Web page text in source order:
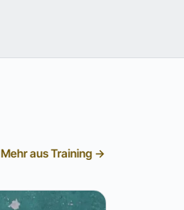
Mehr aus Training →